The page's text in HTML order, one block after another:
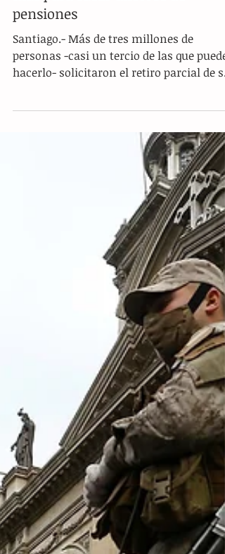
Miles de chilenos forman largas
filas para sacar ahorros de
pensiones
Santiago.- Más de tres millones de
hacerlo- solicitaron el retiro parcial de